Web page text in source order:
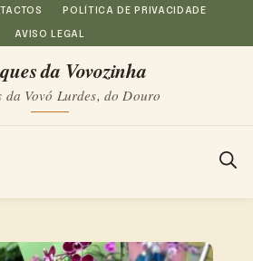
POLÍTICA DE PRIVACIDADE
AVISO LEGAL
da Vovozinha
da Vovó Lurdes, do Douro